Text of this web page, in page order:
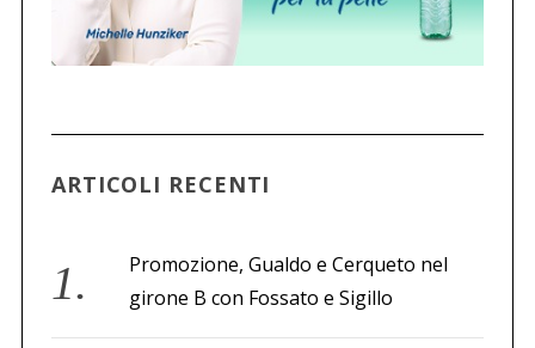
ARTICOLI RECENTI
Promozione, Gualdo e Cerqueto nel
girone B con Fossato e Sigillo